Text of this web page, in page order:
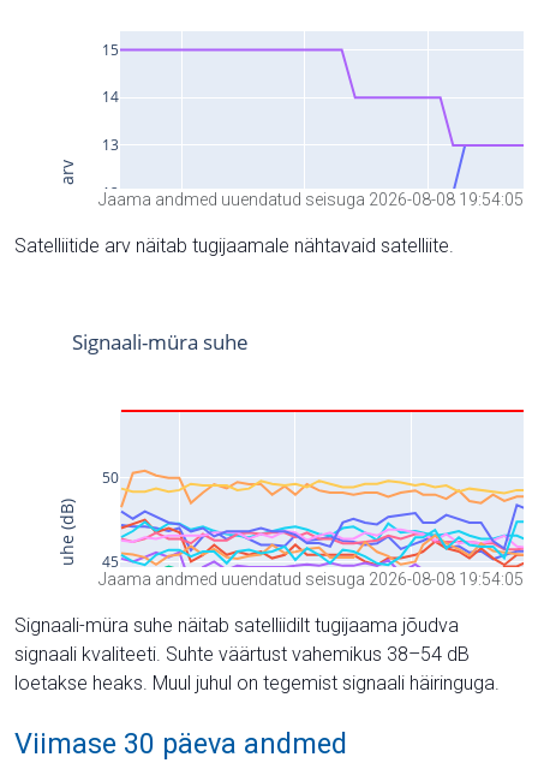
Jaama andmed uuendatud seisuga 2026-08-08 19:54:05
Satelliitide arv näitab tugijaamale nähtavaid satelliite.
Jaama andmed uuendatud seisuga 2026-08-08 19:54:05
Signaali-müra suhe näitab satelliidilt tugijaama jõudva
signaali kvaliteeti. Suhte väärtust vahemikus 38–54 dB
loetakse heaks. Muul juhul on tegemist signaali häiringuga.
Viimase 30 päeva andmed